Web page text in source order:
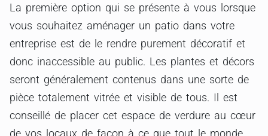
La première option qui se présente à vous lorsque
vous souhaitez aménager un patio dans votre
entreprise est de le rendre purement décoratif et
donc inaccessible au public. Les plantes et décors
seront généralement contenus dans une sorte de
pièce totalement vitrée et visible de tous. Il est
conseillé de placer cet espace de verdure au cœur
de vos locaux de façon à ce que tout le monde